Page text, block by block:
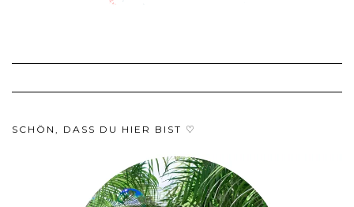
SCHÖN, DASS DU HIER BIST ♡